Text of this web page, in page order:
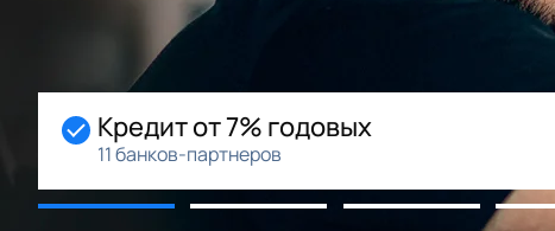
Кредит от 7% годовых
11 банков-партнеров